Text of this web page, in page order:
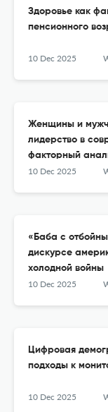
Здоровье как
пенсионного
10 Dec 2025
Женщины и
лидерство в
факторный
10 Dec 2025
«Баба с
дискурсе
холодной войны
10 Dec 2025
Цифровая
подходы к
10 Dec 2025